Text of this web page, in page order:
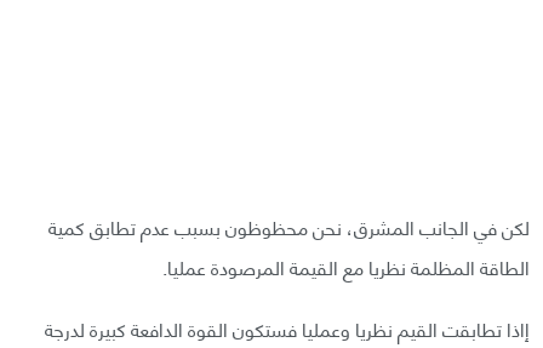
لكن في الجانب المشرق، نحن محظوظون بسبب عدم تطابق كمية
الطاقة المظلمة نظريا مع القيمة المرصودة عمليا.
إاذا تطابقت القيم نظريا وعمليا فستكون القوة الدافعة كبيرة لدرجة